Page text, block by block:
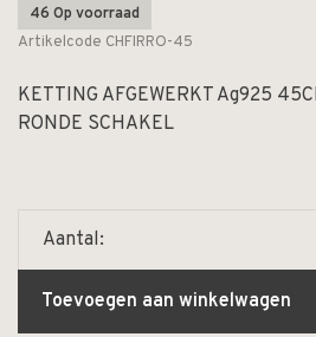
46 Op voorraad
Artikelcode CHFIRRO-45
KETTING AFGEWERKT Ag925
RONDE SCHAKEL
Aantal:
Toevoegen aan winkelwagen